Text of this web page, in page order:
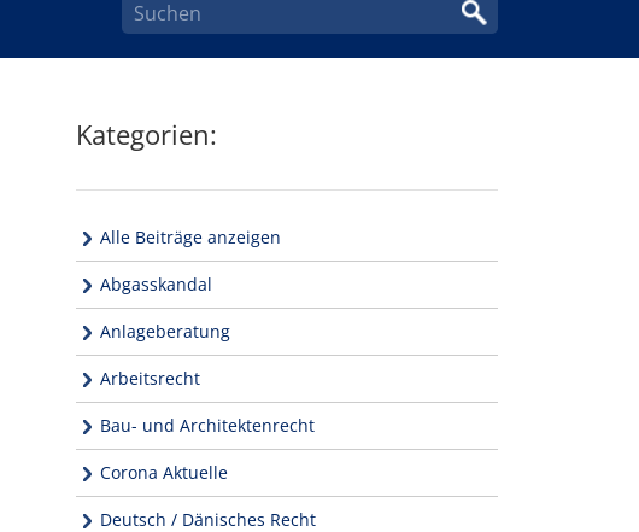
Kategorien:
Alle Beiträge anzeigen
Abgasskandal
Anlageberatung
Arbeitsrecht
Bau- und Architektenrecht
Corona Aktuelle
Deutsch / Dänisches Recht